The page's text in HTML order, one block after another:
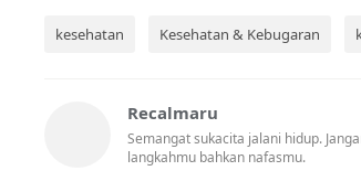
kesehatan Kesehatan & Kebugaran
Recalmaru
Semangat sukacita jalani hidup.
langkahmu bahkan nafasmu.